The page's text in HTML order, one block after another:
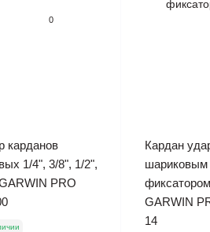
0
карданов
1/4", 3/8", 1/2",
PRO
Кардан
шариковым
GARWIN
14